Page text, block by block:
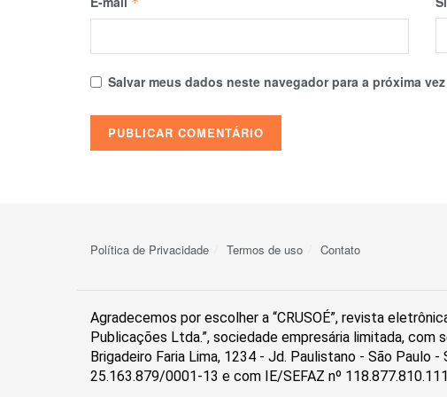
Salvar meus dados neste navegador para a próxima
Política de Privacidade Termos de uso Contato
Agradecemos por escolher a “CRUSOÉ”, revista
Publicações Ltda.”, sociedade empresária limitada, com
Brigadeiro Faria Lima, 1234 - Jd. Paulistano - São Paulo
25.163.879/0001-13 e com IE/SEFAZ nº